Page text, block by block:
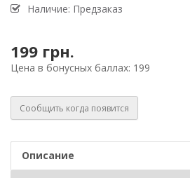
Наличие: Предзаказ
199 грн.
Цена в бонусных баллах: 199
Сообщить когда появится
Описание